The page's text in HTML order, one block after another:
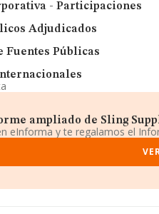
- Participaciones
Adjudicados
Fuentes Públicas
ampliado de Sling
eInforma y te regalamos el